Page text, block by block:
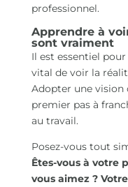
professionnel.
Apprendre à
sont vraiment
Il est essentiel
vital de voir la
Adopter une vision
premier pas à
au travail.
Posez-vous tout
Êtes-vous à votre
vous aimez ?